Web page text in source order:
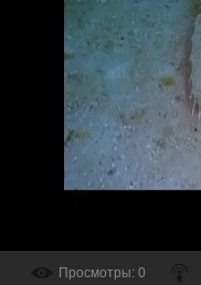
Просмотры: 0